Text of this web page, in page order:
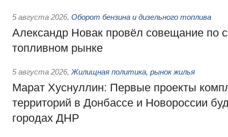
5 августа 2026, Оборот бензина и дизельного топлива
Александр Новак провёл совещание по
топливном рынке
5 августа 2026, Жилищная политика, рынок жилья
Марат Хуснуллин: Первые проекты
территорий в Донбассе и Новороссии
городах ДНР